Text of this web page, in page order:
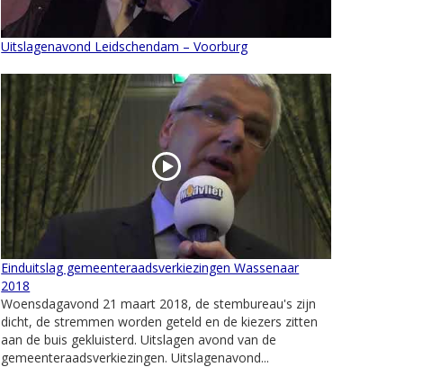
Uitslagenavond Leidschendam – Voorburg
Einduitslag gemeenteraadsverkiezingen Wassenaar
2018
Woensdagavond 21 maart 2018, de stembureau's zijn
dicht, de stremmen worden geteld en de kiezers zitten
aan de buis gekluisterd. Uitslagen avond van de
gemeenteraadsverkiezingen. Uitslagenavond...